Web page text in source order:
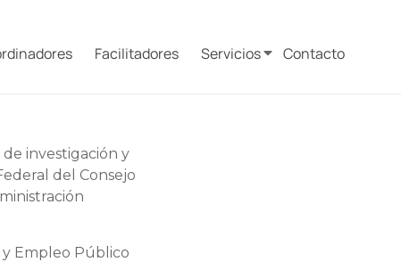
Facilitadores Servicios Contacto
investigación y
del Consejo
y Empleo Público